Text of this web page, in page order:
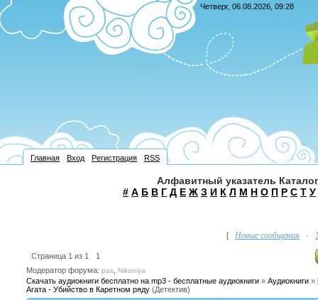
Четверг, 06.08.2026, 09:28
Главная Вход Регистрация RSS
Алфавитный указатель
# А Б В Г Д Е Ж З И К Л М Н О П Р С Т У
[ Новые сообщения ·
Страница 1 из 1
1
Модератор форума: pas Nikoniya
Скачать аудиокниги бесплатно на mp3 - бесплатные аудиокниги » Аудиокниги »
Агата - Убийство в Каретном ряду (Детектив)